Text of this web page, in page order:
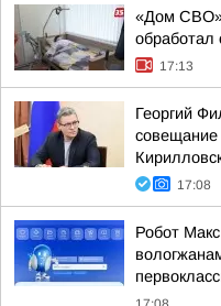
«Дом СВО»
обработал
17:13
Георгий
совещание
17:08
Робот